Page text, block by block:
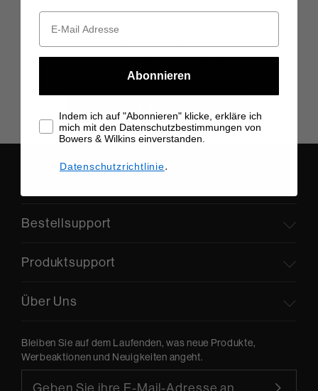
Produktregistrierung
Registrieren Sie Ihr Produkt, um
schneller Support, Reparaturen
und Ersatzteile zu erhalten.
Bestellsupport
Produktsupport
Über Uns
Bleiben Sie auf dem Laufenden, was neue Produkte,
Werbeaktionen und Neuigkeiten angeht.
Abonnieren
Indem ich auf "Abonnieren" klicke, erkläre ich
mich mit den Datenschutzbestimmungen von
Bowers & Wilkins einverstanden.
Datenschutzrichtlinie.